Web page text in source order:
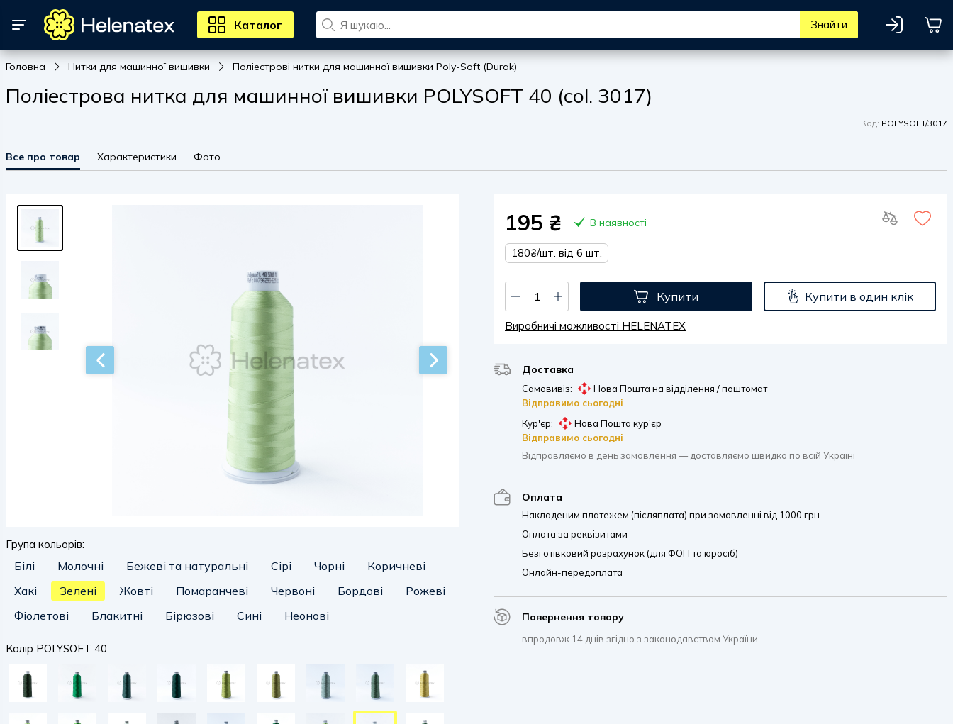
Каталог Знайти
Головна Нитки для машинної вишивки Поліестрові нитки для машинної вишивки Poly-Soft (Durak)
Поліестрова нитка для машинної вишивки POLYSOFT 40 (col. 3017)
Код: POLYSOFT/3017
Все про товар Характеристики Фото
Група кольорів:
Білі Молочні Бежеві та натуральні Сірі Чорні
Коричневі
Хакі
Зелені Жовті Помаранчеві Червоні Бордові
Рожеві
Фіолетові
Блакитні Бірюзові Сині Неонові
Колір POLYSOFT 40:
195 ₴ В наявності
180₴/шт. від 6 шт.
Купити Купити в один клік
Виробничі можливості HELENATEX
Доставка
Самовивіз:
Нова Пошта на відділення / поштомат
Відправимо сьогодні
Кур'єр:
Нова Пошта кур’єр
Відправимо сьогодні
Відправляємо в день замовлення — доставляємо швидко по всій Україні
Оплата
Накладеним платежем (післяплата) при замовленні від 1000 грн
Оплата за реквізитами
Безготівковий розрахунок (для ФОП та юросіб)
Онлайн-передоплата
Повернення товару
впродовж 14 днів згідно з законодавством України